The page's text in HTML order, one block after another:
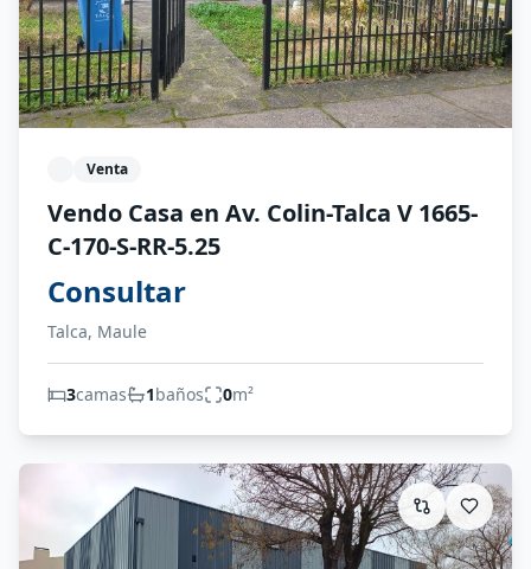
Venta
Vendo Casa en Av. Colin-Talca V 1665-
C-170-S-RR-5.25
Consultar
Talca, Maule
3camas 1baños 0m²